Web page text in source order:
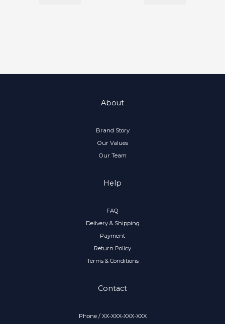
About
Brand Story
Our Values
Our Team
Help
FAQ
Delivery & Shipping
Payment
Return Policy
Terms & Conditions
Contact
Phone / XX-XXX-XXX-XXX